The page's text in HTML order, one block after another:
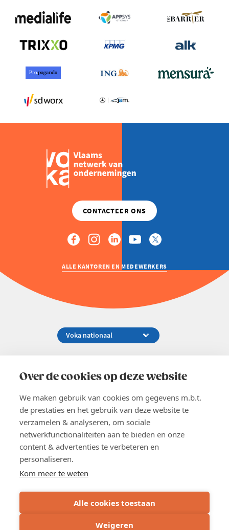
Over de cookies op deze website
We maken gebruik van cookies om gegevens m.b.t.
de prestaties en het gebruik van deze website te
verzamelen & analyseren, om sociale
netwerkfunctionaliteiten aan te bieden en onze
content & advertenties te verbeteren en
personaliseren.
Kom meer te weten
Alle cookies toestaan
Weigeren
MATERIAAL:
OF
STEEKT
LANDSGRENS
OVER
ALLE KANTOREN EN MEDEWERKERS
02 229 81 11
EN
Word lid
Voka 2026
Privacyverklaring